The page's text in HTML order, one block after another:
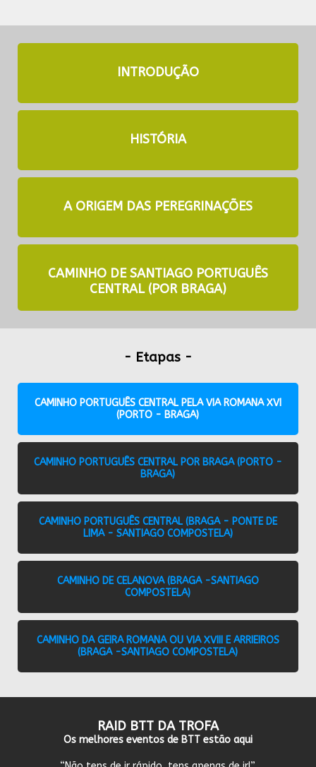
INTRODUÇÃO
HISTÓRIA
A ORIGEM DAS PEREGRINAÇÕES
CAMINHO DE SANTIAGO PORTUGUÊS
CENTRAL (POR BRAGA)
- Etapas -
CAMINHO PORTUGUÊS CENTRAL PELA VIA ROMANA XVI
(PORTO - BRAGA)
CAMINHO PORTUGUÊS CENTRAL POR BRAGA (PORTO -
BRAGA)
CAMINHO PORTUGUÊS CENTRAL (BRAGA - PONTE DE
LIMA - SANTIAGO COMPOSTELA)
CAMINHO DE CELANOVA (BRAGA -SANTIAGO
COMPOSTELA)
CAMINHO DA GEIRA ROMANA OU VIA XVIII E ARRIEIROS
(BRAGA -SANTIAGO COMPOSTELA)
RAID BTT DA TROFA
Os melhores eventos de BTT estão aqui